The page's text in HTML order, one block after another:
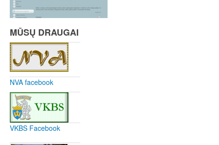
MŪSŲ DRAUGAI
NVA facebook
VKBS Facebook